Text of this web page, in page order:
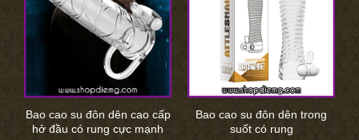
Bao cao su đôn dên cao cấp
hở đầu có rung cực mạnh
Bao cao su đôn dên trong
suốt có rung